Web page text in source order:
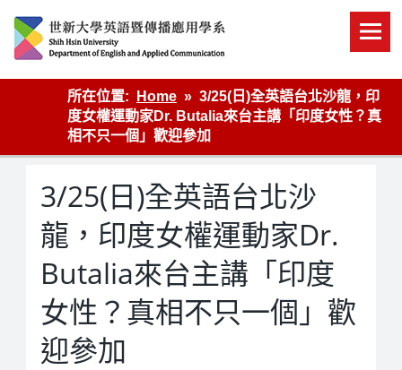
content
英語傳播
所在位置:
Home
3/25(日)全英語台北沙龍，印
度女權運動家Dr. Butalia來台主講「印度女性？真
相不只一個」歡迎參加
3/25(日)全英語台北沙
龍，印度女權運動家Dr.
Butalia來台主講「印度
女性？真相不只一個」歡
迎參加